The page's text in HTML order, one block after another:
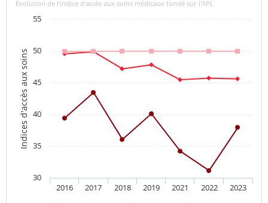
Indices d'accès aux soins
Evolution de l’indice d’accès aux soins médicaux fondé sur l'APL
2016 2017 2018 2019 2021 2022 2023
30
35
40
45
50
55